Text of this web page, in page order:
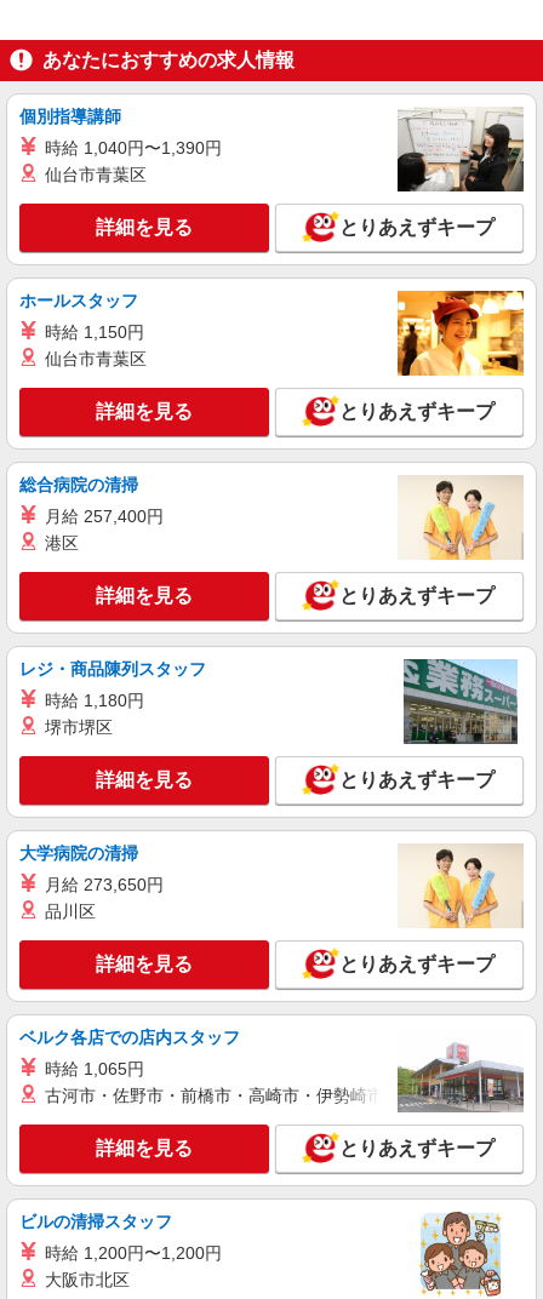
キープ 詳細を見る
アルバイト パート
なか卯 東新町店
接客・調理スタッフ（簡単な接客・調理・清
時給1200円 22:00〜翌5:00：時給1500円 高校
生：時給1140円
愛知県名古屋市中区新栄1丁目1番2号 名北東
新町ビル
キープ 詳細を見る
アルバイト パート
炭火焼干物定食 しんぱち食堂 大須観音駅前店
ホール・キッチンスタッフ
時給1200円〜 ※研修30時間有（同時給）
・大須観音駅前店 （愛知県名古屋市中区大須
2-22-301 1F／「大須観音」駅スグ）
キープ 詳細を見る
アルバイト パート
東京上野焼肉 陽山道
アルバイト・パート：時給1,200円〜1,500円
愛知県名古屋市中区栄3-29-1 名古屋パルコ
西館7F
キープ 詳細を見る
アルバイト パート
BAQET（バケット）
キッチン、ホール、ベーカリー
アルバイト・パート：時給1,300円〜
愛知県名古屋市中区栄3-29-1 名古屋パルコ
西館7F
キープ 詳細を見る
パート 契約社員
アルバイト・パート・契約社員：時給1,250
円〜1,500円 ※試用期間2ヶ月は1,200円 ※経験・
能力により優遇します。
愛知県名古屋市中区栄3-29-1 名古屋パルコ
あなたにおすすめの求人情報
個別指導講師
時給 1,040円〜1,390円
仙台市青葉区
詳細を見る とりあえずキープ
ホールスタッフ
時給 1,150円
仙台市青葉区
詳細を見る とりあえずキープ
総合病院の清掃
月給 257,400円
港区
詳細を見る とりあえずキープ
レジ・商品陳列スタッフ
時給 1,180円
堺市堺区
詳細を見る とりあえずキープ
大学病院の清掃
月給 273,650円
品川区
詳細を見る とりあえずキープ
ベルク各店での店内スタッフ
時給 1,065円
古河市・佐野市・前橋市・高崎市・伊勢崎市・太田市・館林市
詳細を見る とりあえずキープ
ビルの清掃スタッフ
時給 1,200円〜1,200円
大阪市北区